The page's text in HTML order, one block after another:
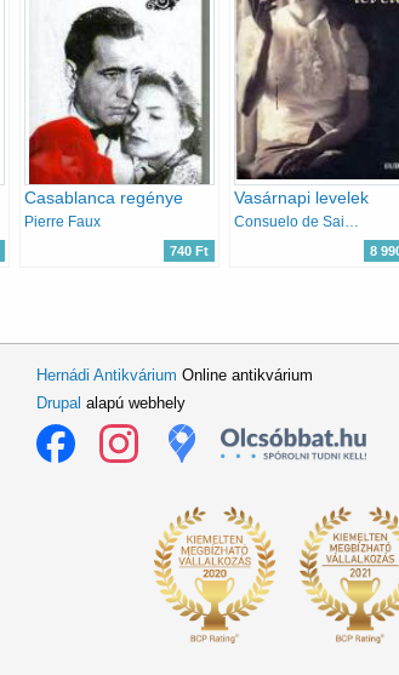
Casablanca regénye
Pierre Faux
740 Ft
Vasárnapi levelek
8
Hernádi Antikvárium Online antikvárium
Drupal alapú webhely